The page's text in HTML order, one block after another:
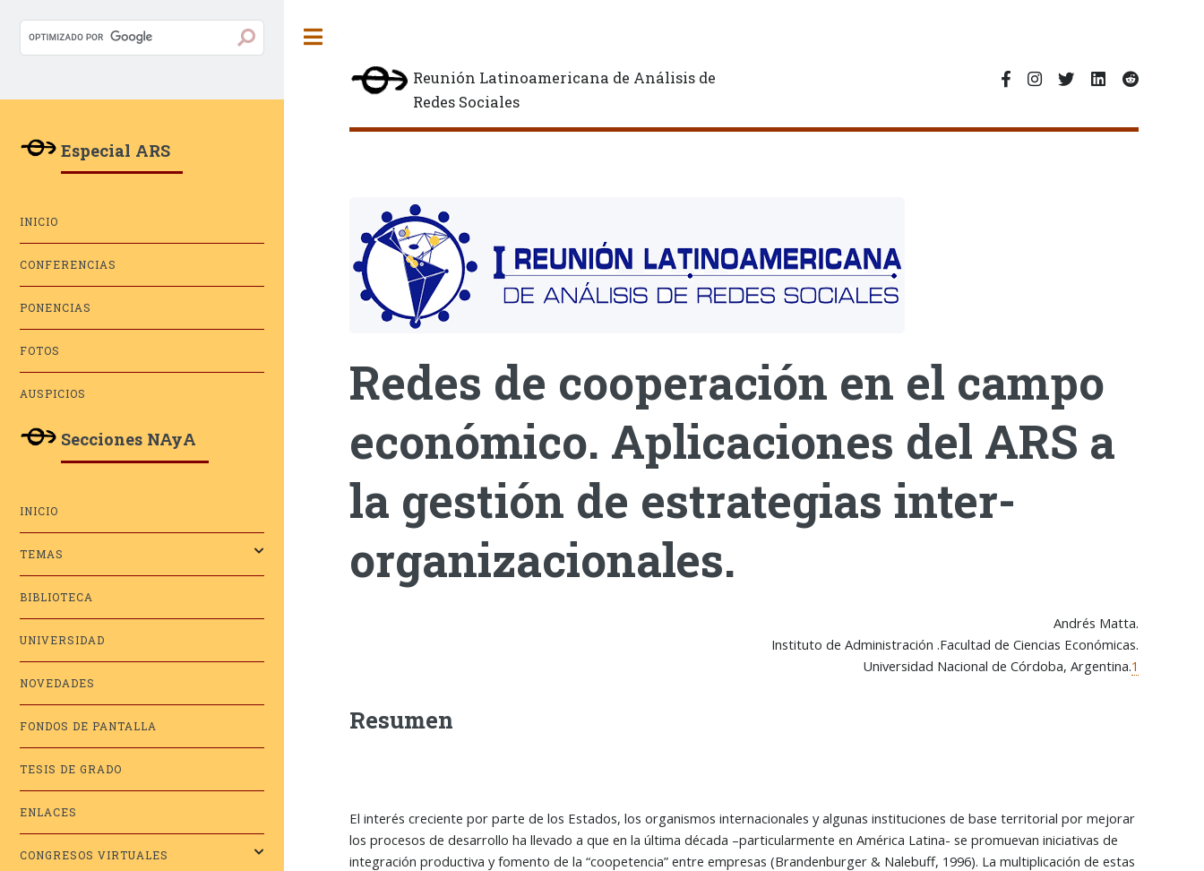
Reunión Latinoamericana de Análisis de
Redes Sociales
Redes de cooperación en el campo
económico. Aplicaciones del ARS a
la gestión de estrategias inter-
organizacionales.
Andrés Matta.
Instituto de Administración .Facultad de Ciencias Económicas.
Universidad Nacional de Córdoba, Argentina.1
Resumen
El interés creciente por parte de los Estados, los organismos internacionales y algunas instituciones de base territorial por mejorar
los procesos de desarrollo ha llevado a que en la última década –particularmente en América Latina- se promuevan iniciativas de
integración productiva y fomento de la “coopetencia” entre empresas (Brandenburger & Nalebuff, 1996). La multiplicación de estas
Especial ARS
INICIO
CONFERENCIAS
PONENCIAS
FOTOS
AUSPICIOS
Secciones NAyA
INICIO
TEMAS
BIBLIOTECA
UNIVERSIDAD
NOVEDADES
FONDOS DE PANTALLA
TESIS DE GRADO
ENLACES
CONGRESOS VIRTUALES
Toggle